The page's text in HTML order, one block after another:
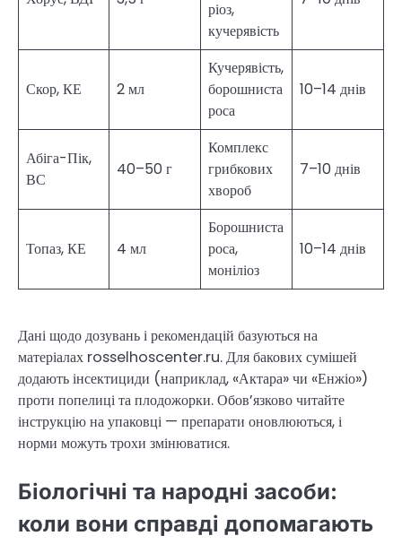
ріоз,
кучерявість
Скор, КЕ 2 мл
Кучерявість,
борошниста
роса
10–14 днів
Абіга-Пік,
ВС
40–50 г
Комплекс
грибкових
хвороб
7–10 днів
Топаз, КЕ 4 мл
Борошниста
роса,
моніліоз
10–14 днів
Дані щодо дозувань і рекомендацій базуються на
матеріалах rosselhoscenter.ru. Для бакових сумішей
додають інсектициди (наприклад, «Актара» чи «Енжіо»)
проти попелиці та плодожорки. Обов’язково читайте
інструкцію на упаковці — препарати оновлюються, і
норми можуть трохи змінюватися.
Біологічні та народні засоби:
коли вони справді допомагають